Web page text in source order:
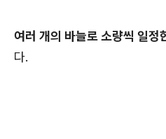
여러 개의 바늘로 소량씩 일정
다.